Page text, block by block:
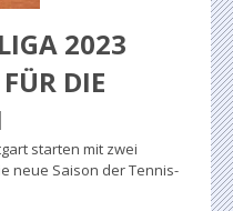
2023
DIE
starten mit zwei
neue Saison der Tennis-